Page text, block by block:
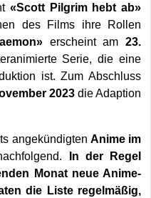
«Scott Pilgrim hebt ab»
des Films ihre Rollen
erscheint am23.
Serie, die eine
ist. Zum Abschluss
2023die Adaption
angekündigten Anime im
In der Regel
Monat neue Anime-
die Liste regelmäßig,